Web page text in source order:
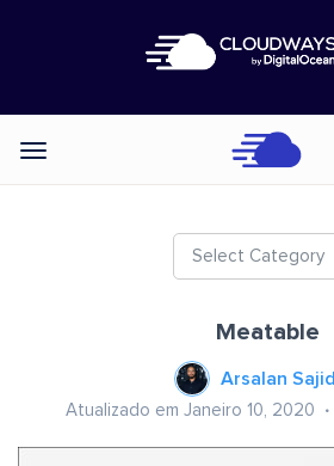
Categories
Select Category
Meatable
Arsalan Sajid
Atualizado em Janeiro 10, 2020